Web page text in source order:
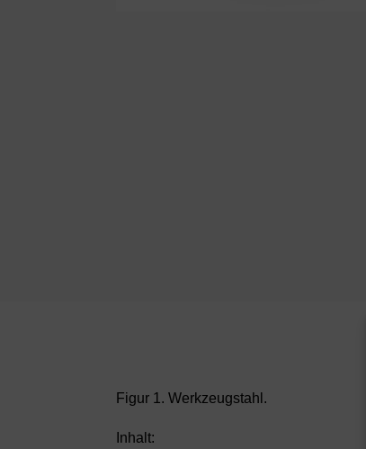
Figur 1. Werkzeugstahl.
Inhalt: